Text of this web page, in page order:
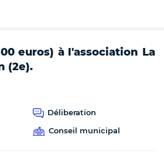
euros) à l'association La
(2e).
Déliberation
Conseil municipal